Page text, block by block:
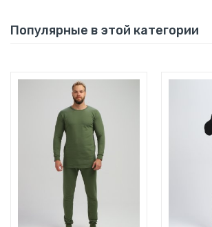
Популярные в этой категории